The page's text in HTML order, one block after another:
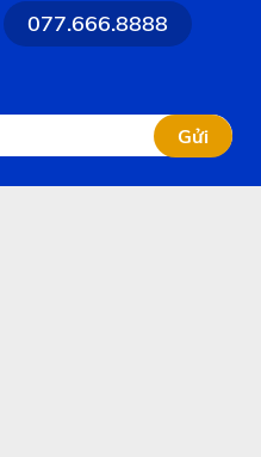
077.666.8888
Gửi